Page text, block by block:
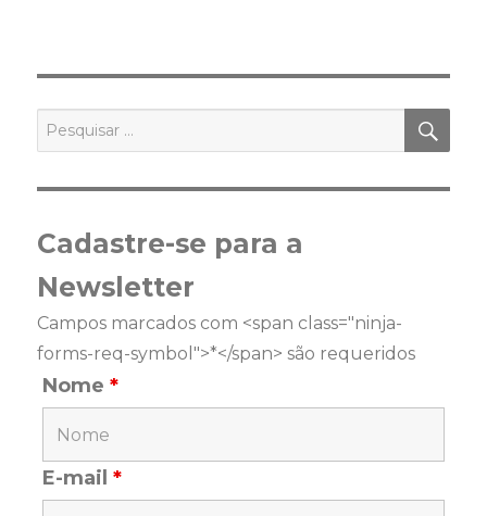
por:
Cadastre-se para a
Newsletter
Campos marcados com <span class="ninja-
forms-req-symbol">*</span> são requeridos
Nome*
E-mail*